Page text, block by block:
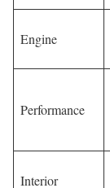
Engine
Performance
Interior